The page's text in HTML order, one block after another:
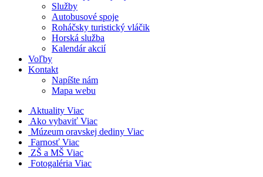
Služby
Autobusové spoje
Roháčsky turistický vláčik
Horská služba
Kalendár akcií
Voľby
Kontakt
Napíšte nám
Mapa webu
Aktuality Viac
Ako vybaviť Viac
Múzeum oravskej dediny Viac
Farnosť Viac
ZŠ a MŠ Viac
Fotogaléria Viac